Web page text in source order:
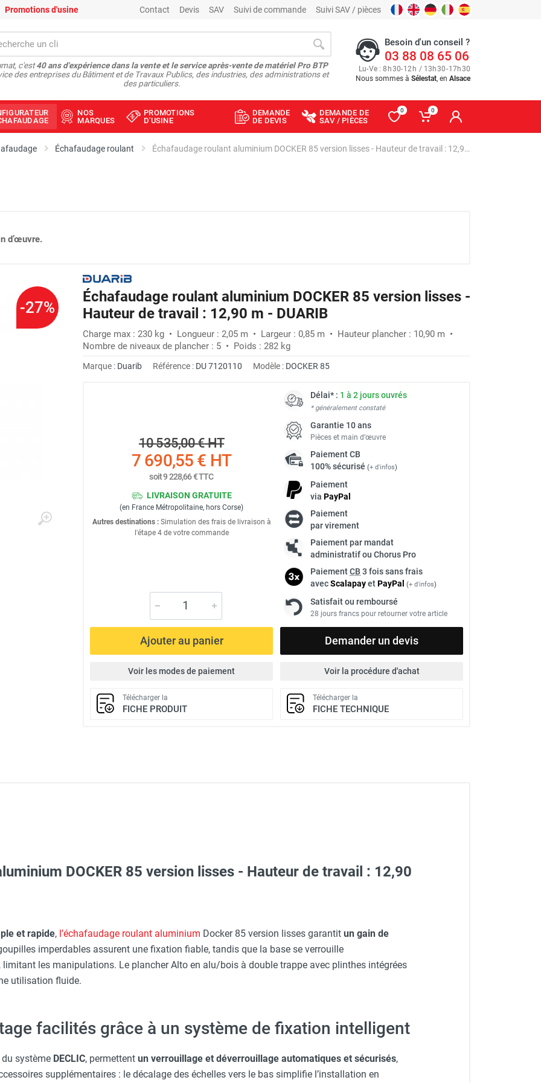
Promotions d'usine Contact Devis SAV Suivi de commande Suivi SAV / pièces
c'est40 ans d'expérience dans la vente et le service après-vente de matériel Pro BTP
des entreprises du Bâtiment et de Travaux Publics, des industries, des administrations et
des particuliers.
Besoin d'un conseil ?
03 88 08 65 06
Lu-Ve : 8h30-12h / 13h30-17h30
Nous sommes à Sélestat, en Alsace
NOS
MARQUES
PROMOTIONS
D'USINE
DEMANDE
DE DEVIS
DEMANDE DE
SAV / PIÈCES
0 0
Échafaudage roulant Échafaudage roulant aluminium DOCKER 85 version lisses - Hauteur de travail : 12,90 m - DUARIB
d’œuvre.
-27%
Échafaudage roulant aluminium DOCKER 85 version lisses -
Hauteur de travail : 12,90 m - DUARIB
Charge max : 230 kg • Longueur : 2,05 m • Largeur : 0,85 m • Hauteur plancher : 10,90 m •
Nombre de niveaux de plancher : 5 • Poids : 282 kg
Marque : Duarib Référence : DU 7120110 Modèle : DOCKER 85
10 535,00 €HT
7 690,55 € HT
soit9 228,66 €TTC
LIVRAISON GRATUITE
(en France Métropolitaine, hors Corse)
Autres destinations :Simulation des frais de livraison à
l'étape 4 de votre commande
Délai* : 1 à 2 jours ouvrés
* généralement constaté
Garantie 10 ans
Pièces et main d’œuvre
PaiementCB
100% sécurisé (+ d'infos)
Paiement
via PayPal
Paiement
par virement
Paiement par mandat
administratif ou Chorus Pro
PaiementCB 3 fois sans frais
avecScalapayetPayPal (+ d'infos)
Satisfait ou remboursé
28 jours francs pour retourner votre article
Ajouter au panier Demander un devis
Voir les modes de paiement Voir la procédure d'achat
Télécharger la
FICHE PRODUIT
Télécharger la
FICHE TECHNIQUE
tête réglable - HUSQVARNA
L - HUSQVARNA
DOCKER 85 version lisses - Hauteur de travail : 12,90
et rapide, l’échafaudage roulant aluminium Docker 85 version lisses garantit un gain de
imperdables assurent une fixation fiable, tandis que la base se verrouille
les manipulations. Le plancher Alto en alu/bois à double trappe avec plinthes intégrées
utilisation fluide.
facilités grâce à un système de fixation intelligent
système DECLIC, permettent un verrouillage et déverrouillage automatiques et sécurisés,
supplémentaires : le décalage des échelles vers le bas simplifie l’installation en